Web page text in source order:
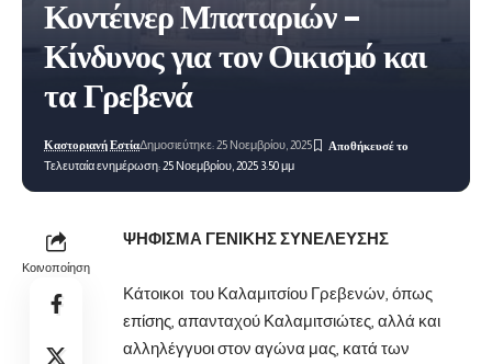
Κοντέινερ Μπαταριών –
Κίνδυνος για τον Οικισμό και
τα Γρεβενά
Τελευταία ενημέρωση: 25 Νοεμβρίου, 2025 3:50 μμ
Καστοριανή ΕστίαΔημοσιεύτηκε: 25 Νοεμβρίου, 2025
Κοινοποίηση
ΨΗΦΙΣΜΑ ΓΕΝΙΚΗΣ ΣΥΝΕΛΕΥΣΗΣ
Κάτοικοι του Καλαμιτσίου Γρεβενών, όπως
επίσης, απανταχού Καλαμιτσιώτες, αλλά και
αλληλέγγυοι στον αγώνα μας, κατά των